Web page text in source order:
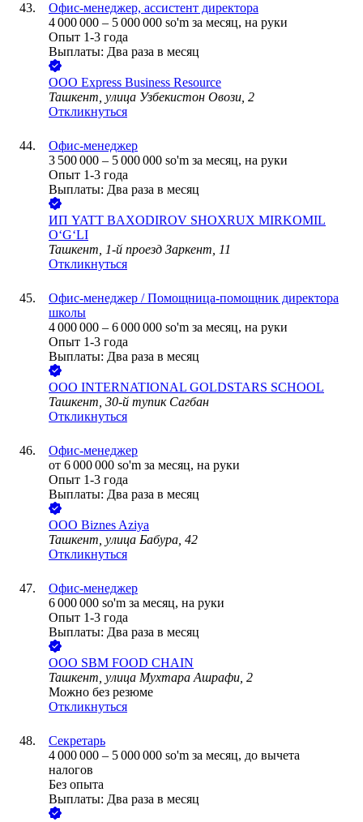
Офис-менеджер, ассистент директора
4 000 000 – 5 000 000 so'm за месяц, на руки
Опыт 1-3 года
Выплаты: Два раза в месяц
ООО Express Business Resource
Ташкент, улица Узбекистон Овози, 2
Откликнуться
Офис-менеджер
3 500 000 – 5 000 000 so'm за месяц, на руки
Опыт 1-3 года
Выплаты: Два раза в месяц
ИП YATT BAXODIROV SHOXRUX MIRKOMIL
O‘G‘LI
Ташкент, 1-й проезд Заркент, 11
Откликнуться
Офис-менеджер / Помощница-помощник директора
школы
4 000 000 – 6 000 000 so'm за месяц, на руки
Опыт 1-3 года
Выплаты: Два раза в месяц
ООО INTERNATIONAL GOLDSTARS SCHOOL
Ташкент, 30-й тупик Сагбан
Откликнуться
Офис-менеджер
от 6 000 000 so'm за месяц, на руки
Опыт 1-3 года
Выплаты: Два раза в месяц
ООО Biznes Aziya
Ташкент, улица Бабура, 42
Откликнуться
Офис-менеджер
6 000 000 so'm за месяц, на руки
Опыт 1-3 года
Выплаты: Два раза в месяц
ООО SBM FOOD CHAIN
Ташкент, улица Мухтара Ашрафи, 2
Можно без резюме
Откликнуться
Секретарь
4 000 000 – 5 000 000 so'm за месяц, до вычета
налогов
Без опыта
Выплаты: Два раза в месяц